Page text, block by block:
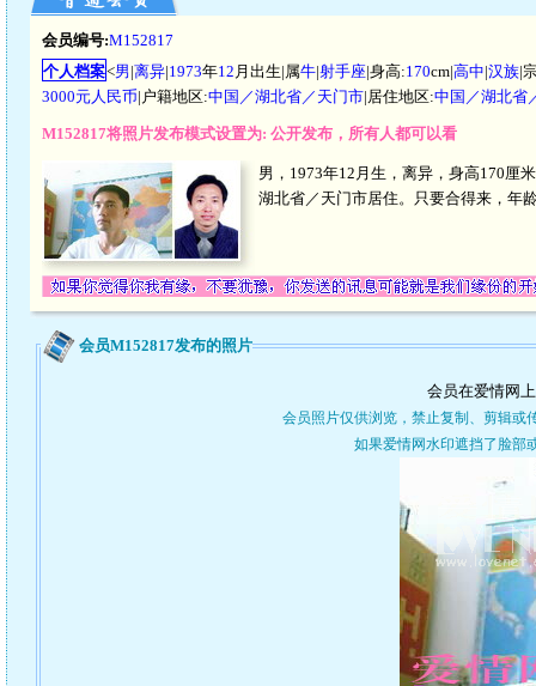
会员编号:M152817
个人档案<男|离异|1973年12 月出生|属牛|射手座|身高:170cm|高中|汉族|
3000元人民币|户籍地区:中国／湖北省／天门市|居住地区:中国／湖北省
M152817将照片发布模式设置为: 公开发布，所有人都可以看
男，1973年12月生，离异，身高170厘
湖北省／天门市居住。只要合得来，年
会员M152817发布的照片
会员在爱情网
会员照片仅供浏览，禁止复制、剪辑或
如果爱情网水印遮挡了脸部